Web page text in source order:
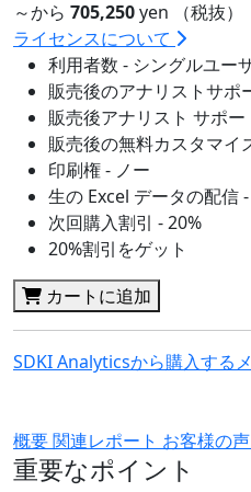
～から 705,250yen （税抜）
ライセンスについて
利用者数 - シングルユー
販売後のアナリストサポ
販売後アナリスト サポ
販売後の無料カスタマイ
印刷権 - ノー
生の Excel データの配信
次回購入割引 - 20%
20%割引をゲット
カートに追加
SDKI Analyticsから購入する
概要関連レポート お客様の声
重要なポイント